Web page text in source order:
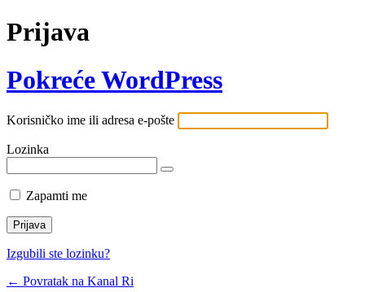
Prijava
Pokreće WordPress
Korisničko ime ili adresa e-pošte
Lozinka
Zapamti me
Izgubili ste lozinku?
← Povratak na Kanal Ri